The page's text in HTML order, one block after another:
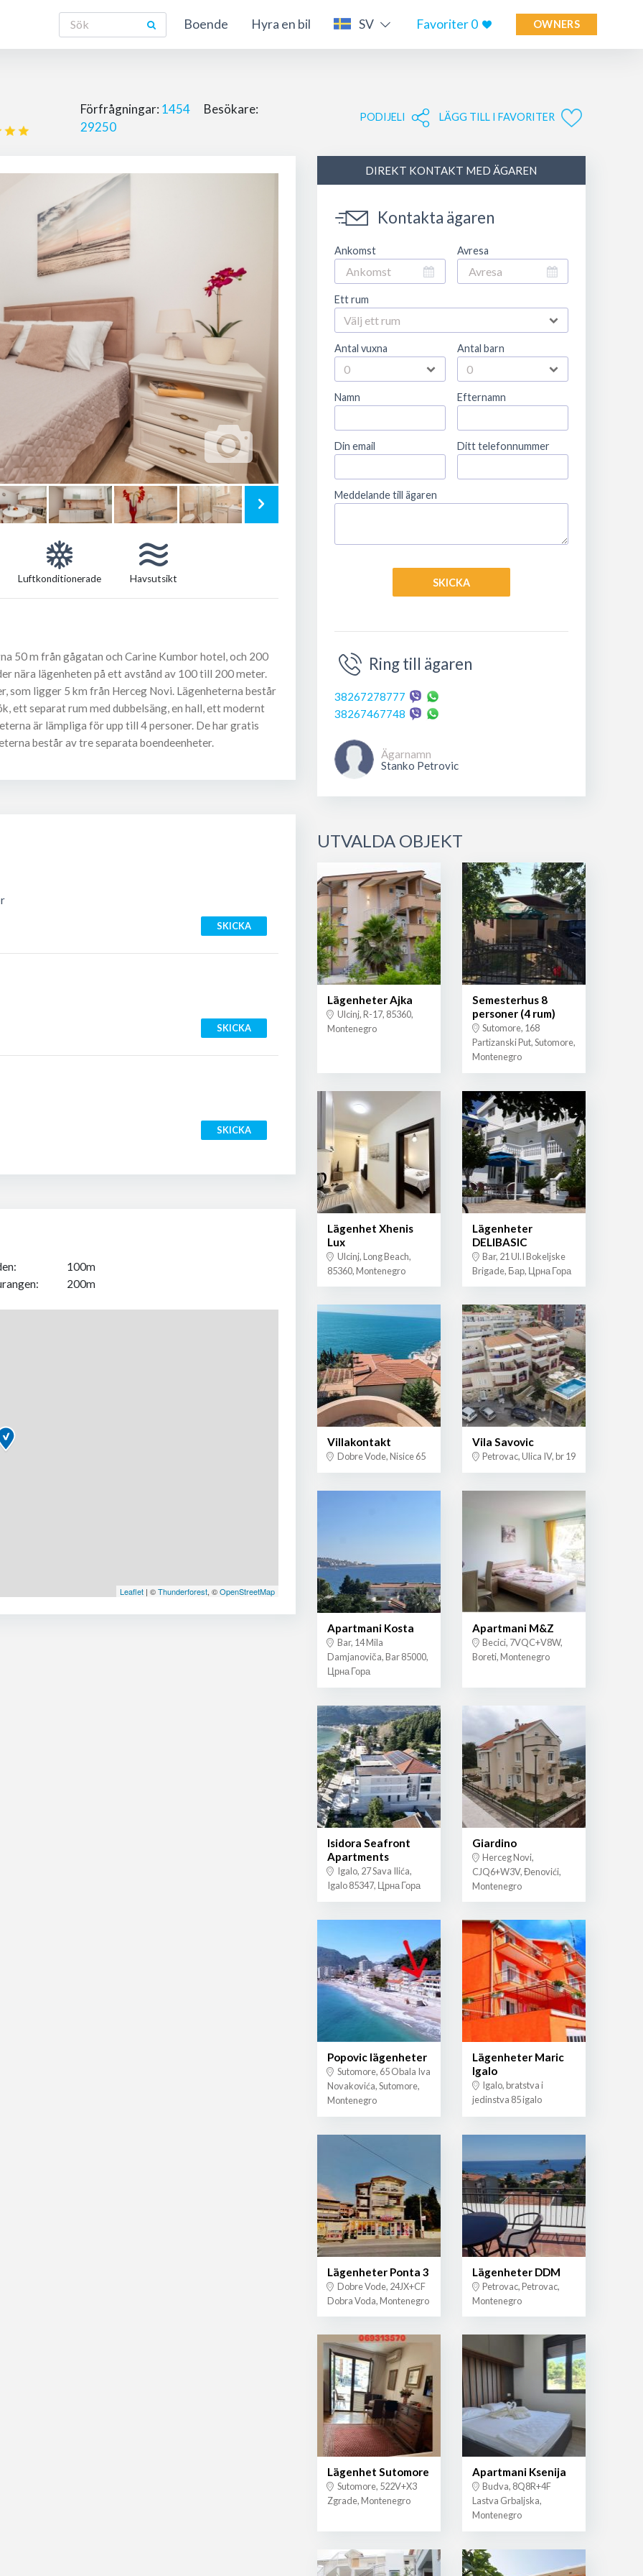
Boende Hyra en bil SV Favoriter0 OWNERS
Förfrågningar: 1454
Besökare:
29250
PODIJELI LÄGG TILL I FAVORITER
Luftkonditionerade Havsutsikt
50 m från gågatan och Carine Kumbor hotel, och 200
nära lägenheten på ett avstånd av 100 till 200 meter.
som ligger 5 km från Herceg Novi. Lägenheterna består
separat rum med dubbelsäng, en hall, ett modernt
är lämpliga för upp till 4 personer. De har gratis
består av tre separata boendeenheter.
SKICKA
SKICKA
SKICKA
100m
200m
Leaflet| ©Thunderforest, ©OpenStreetMap
DIREKT KONTAKT MED ÄGAREN
Kontakta ägaren
Ankomst Avresa
Ett rum
Antal vuxna Antal barn
Namn Efternamn
Din email Ditt telefonnummer
Meddelande till ägaren
SKICKA
Ring till ägaren
38267278777
38267467748
Ägarnamn
Stanko Petrovic
UTVALDA OBJEKT
Lägenheter Ajka
Ulcinj, R-17, 85360,
Montenegro
Semesterhus 8
personer (4 rum)
Sutomore, 168
Partizanski Put, Sutomore,
Montenegro
Lägenhet Xhenis
Lux
Ulcinj, Long Beach,
85360, Montenegro
Lägenheter
DELIBASIC
Bar, 21 Ul.I Bokeljske
Brigade, Бар, Црна Гора
Villakontakt
Dobre Vode, Nisice 65
Vila Savovic
Petrovac, Ulica IV, br 19
Apartmani Kosta
Bar, 14 Mila
Damjanoviča, Bar 85000,
Црна Гора
Apartmani M&Z
Becici, 7VQC+V8W,
Boreti, Montenegro
Isidora Seafront
Apartments
Igalo, 27 Sava Ilića,
Igalo 85347, Црна Гора
Giardino
Herceg Novi,
CJQ6+W3V, Đenovići,
Montenegro
Popovic lägenheter
Sutomore, 65 Obala Iva
Novakovića, Sutomore,
Montenegro
Lägenheter Maric
Igalo
Igalo, bratstva i
jedinstva 85 igalo
Lägenheter Ponta 3
Dobre Vode, 24JX+CF
Dobra Voda, Montenegro
Lägenheter DDM
Petrovac, Petrovac,
Montenegro
Lägenhet Sutomore
Sutomore, 522V+X3
Zgrade, Montenegro
Apartmani Ksenija
Budva, 8Q8R+4F
Lastva Grbaljska,
Montenegro